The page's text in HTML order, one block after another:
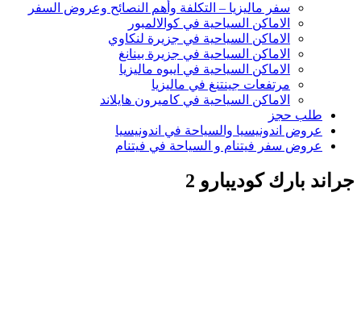
سفر ماليزيا – التكلفة وأهم النصائح وعروض السفر
الاماكن السياحية في كوالالمبور
الاماكن السياحية في جزيرة لنكاوي
الاماكن السياحية في جزيرة بينانغ
الاماكن السياحية في ايبوه ماليزيا
مرتفعات جينتنغ في ماليزيا
الاماكن السياحية في كاميرون هايلاند
طلب حجز
عروض اندونيسيا والسياحة في اندونيسيا
عروض سفر فيتنام و السياحة في فيتنام
جراند بارك كوديبارو 2